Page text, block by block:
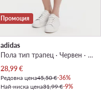
Промоция
adidas
Пола тип трапец · Червен · Мини
Актуална цена
28,99€
Редовна цена45,50 €-36%
Най-ниска цена31,99 €-9%